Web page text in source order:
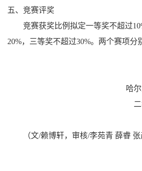
五、竞赛评奖
竞赛获奖比例拟定一等奖不超过
20%，三等奖不超过30%。两个赛项分
哈
（文/赖博轩，审核/李苑青 薛睿 张